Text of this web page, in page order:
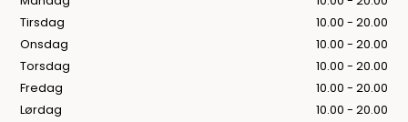
Tirsdag
10.00 - 20.00
Onsdag
10.00 - 20.00
Torsdag
10.00 - 20.00
Fredag
10.00 - 20.00
Lørdag
10.00 - 20.00